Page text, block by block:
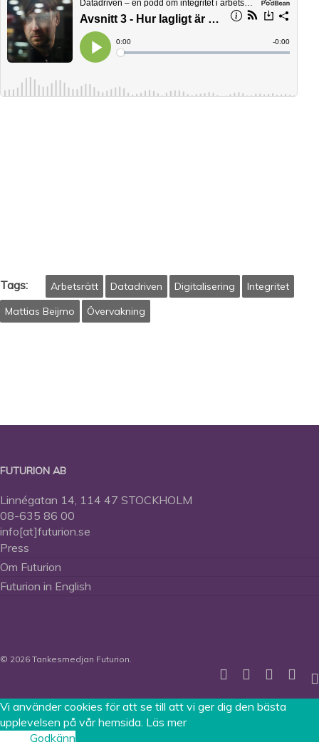
Tags: Arbetsrätt Datadriven Digitalisering
Integritet
Mattias Beijmo
Övervakning
FUTURION AB
Linnégatan 14, 114 47 STOCKHOLM
08-635 86 00
info[at]futurion.se
Press
Om Futurion
Futurion in English
© 2026 Tankesmedjan Futurion.
Vi använder cookies för att se till att vi ger dig den bästa
upplevelsen på vår hemsida. Läs mer
Godkänn